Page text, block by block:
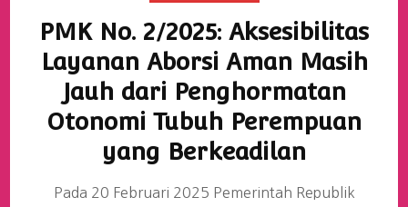
PMK No. 2/2025: Aksesibilitas
Layanan Aborsi Aman Masih
Jauh dari Penghormatan
Otonomi Tubuh Perempuan
yang Berkeadilan
Pada 20 Februari 2025 Pemerintah Republik